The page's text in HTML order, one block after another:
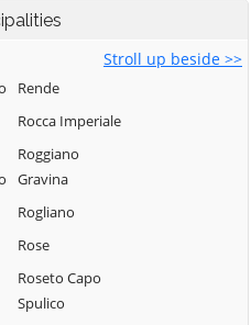
Stroll up beside >>
Rende
Rocca Imperiale
Roggiano
Gravina
Rogliano
Rose
Roseto Capo
Spulico